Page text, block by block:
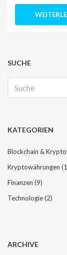
SUCHE
nach:
KATEGORIEN
Blockchain &
Kryptowährungen
Finanzen (9)
Technologie(2)
ARCHIVE